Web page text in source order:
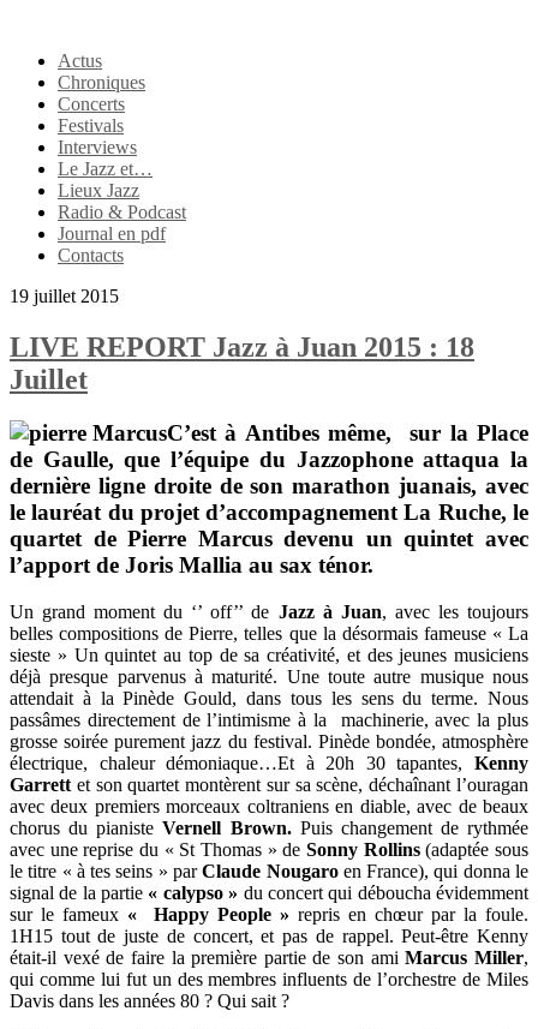
Actus
Chroniques
Concerts
Festivals
Interviews
Le Jazz et…
Lieux Jazz
Radio & Podcast
Journal en pdf
Contacts
19 juillet 2015
LIVE REPORT Jazz à Juan 2015 : 18
Juillet
C’est à Antibes même, sur la Place
de Gaulle, que l’équipe du Jazzophoneattaqua la
dernière ligne droite de son marathon juanais, avec
le lauréat du projet d’accompagnementLa Ruche, le
quartet dePierre Marcusdevenu un quintet avec
l’apport de Joris Mallia au sax ténor.
Un grand moment du ‘’ off’’ de Jazz à Juan, avec les toujours
belles compositions de Pierre, telles que la désormais fameuse « La
sieste » Un quintet au top de sa créativité, et des jeunes musiciens
déjà presque parvenus à maturité. Une toute autre musique nous
attendait à la Pinède Gould, dans tous les sens du terme. Nous
passâmes directement de l’intimisme à la machinerie, avec la plus
grosse soirée purement jazz du festival. Pinède bondée, atmosphère
électrique, chaleur démoniaque…Et à 20h 30 tapantes, Kenny
Garrett et son quartet montèrent sur sa scène, déchaînant l’ouragan
avec deux premiers morceaux coltraniens en diable, avec de beaux
chorus du pianisteVernell Brown. Puis changement de rythmée
avec une reprise du « St Thomas » de Sonny Rollins(adaptée sous
le titre « à tes seins » parClaude Nougaroen France), qui donna le
signal de la partie « calypso » du concert qui déboucha évidemment
sur le fameux « Happy People » repris en chœur par la foule.
1H15 tout de juste de concert, et pas de rappel. Peut-être Kenny
était-il vexé de faire la première partie de son amiMarcus Miller,
qui comme lui fut un des membres influents de l’orchestre de Miles
Davis dans les années 80 ? Qui sait ?